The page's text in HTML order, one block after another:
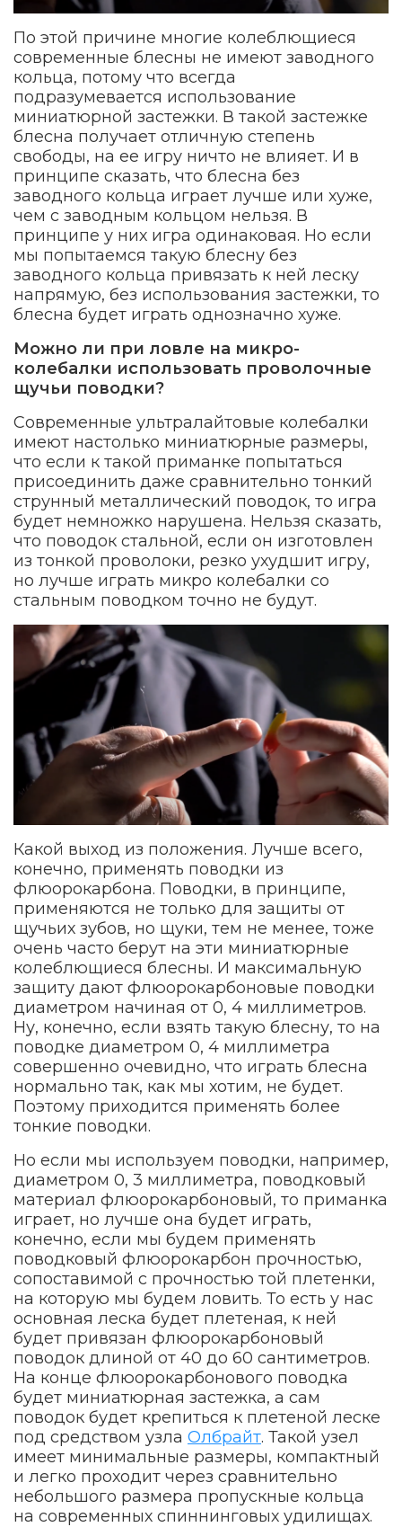
По этой причине многие колеблющиеся
современные блесны не имеют заводного
кольца, потому что всегда
подразумевается использование
миниатюрной застежки. В такой застежке
блесна получает отличную степень
свободы, на ее игру ничто не влияет. И в
принципе сказать, что блесна без
заводного кольца играет лучше или хуже,
чем с заводным кольцом нельзя. В
принципе у них игра одинаковая. Но если
мы попытаемся такую блесну без
заводного кольца привязать к ней леску
напрямую, без использования застежки, то
блесна будет играть однозначно хуже.
Можно ли при ловле на микро-
колебалки использовать проволочные
щучьи поводки?
Современные ультралайтовые колебалки
имеют настолько миниатюрные размеры,
что если к такой приманке попытаться
присоединить даже сравнительно тонкий
струнный металлический поводок, то игра
будет немножко нарушена. Нельзя сказать,
что поводок стальной, если он изготовлен
из тонкой проволоки, резко ухудшит игру,
но лучше играть микро колебалки со
стальным поводком точно не будут.
Какой выход из положения. Лучше всего,
конечно, применять поводки из
флюорокарбона. Поводки, в принципе,
применяются не только для защиты от
щучьих зубов, но щуки, тем не менее, тоже
очень часто берут на эти миниатюрные
колеблющиеся блесны. И максимальную
защиту дают флюорокарбоновые поводки
диаметром начиная от 0, 4 миллиметров.
Ну, конечно, если взять такую блесну, то на
поводке диаметром 0, 4 миллиметра
совершенно очевидно, что играть блесна
нормально так, как мы хотим, не будет.
Поэтому приходится применять более
тонкие поводки.
Но если мы используем поводки, например,
диаметром 0, 3 миллиметра, поводковый
материал флюорокарбоновый, то приманка
играет, но лучше она будет играть,
конечно, если мы будем применять
поводковый флюорокарбон прочностью,
сопоставимой с прочностью той плетенки,
на которую мы будем ловить. То есть у нас
основная леска будет плетеная, к ней
будет привязан флюорокарбоновый
поводок длиной от 40 до 60 сантиметров.
На конце флюорокарбонового поводка
будет миниатюрная застежка, а сам
поводок будет крепиться к плетеной леске
под средством узла Олбрайт. Такой узел
имеет минимальные размеры, компактный
и легко проходит через сравнительно
небольшого размера пропускные кольца
на современных спиннинговых удилищах.